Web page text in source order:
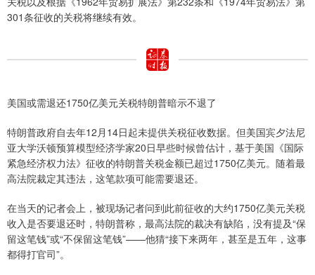
301条征收的关税将继续有效。
美国或需退还1750亿美元关税特朗普暗示不退了
特朗普政府自去年12月14日起未提供关税征收数据。但美国宾夕法尼
亚大学沃顿预算模型经济学家20日早些时候曾估计，基于美国《国际
紧急经济权力法》征收的特朗普关税金额已超过1750亿美元。随着最
高法院裁定其违法，这笔款项可能需要退还。
在当天的记者会上，被现场记者问到此前征收的大约1750亿美元关税
收入是否要退还时，特朗普称，最高法院的裁决有缺陷，没有提及“保
留这笔钱”或“不保留这笔钱”——他猜“接下来两年，甚至是五年，这事
都得打官司”。